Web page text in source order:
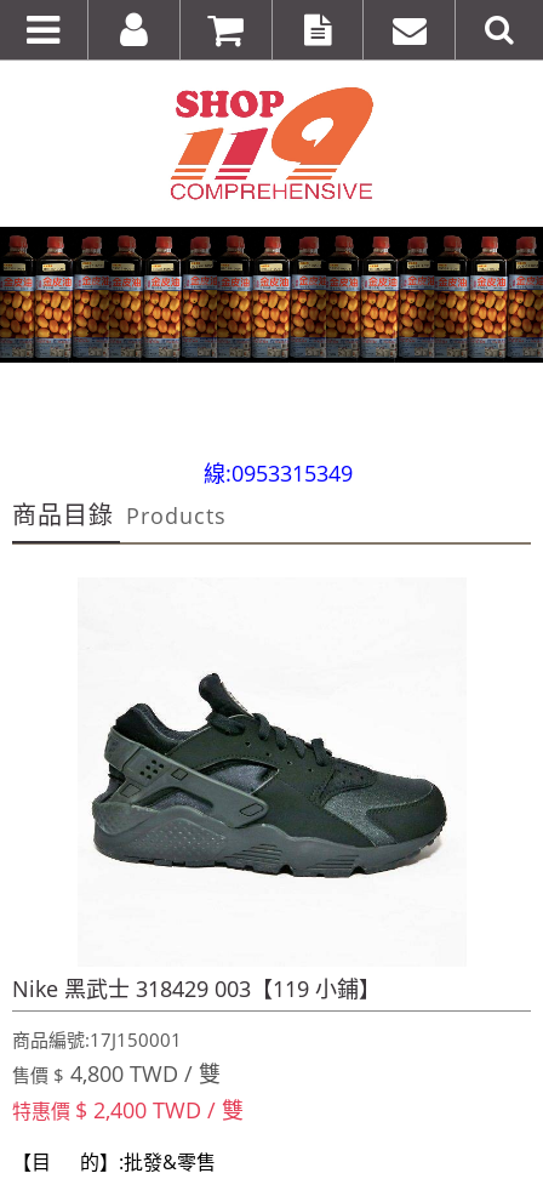
線:0953315349
100%美國正品~美國代購短T~全館75折~售完為止!
~週年慶～週年慶～團購聖品~ 金皮油~買滿二千元免
全台第一輛到府服務品牌服飾專櫃專車 預約專
線:0953315349
100%美國正品~美國代購短T~全館75折~售完為止!
~週年慶～週年慶～團購聖品~ 金皮油~買滿二千元免
運費~買12瓶送1瓶~手腳要快喔～秋冬保養喉嚨最好聖品～
商品目錄 Products
Nike 黑武士 318429 003【119 小鋪】
商品編號:17J150001
售價 $ 4,800 TWD / 雙
特惠價 $ 2,400 TWD / 雙
【目 的】:批發&零售